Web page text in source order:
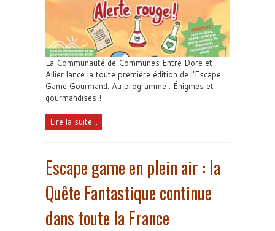
La Communauté de Communes Entre Dore et
Allier lance la toute première édition de l'Escape
Game Gourmand. Au programme : Énigmes et
gourmandises !
Lire la suite...
Escape game en plein air : la
Quête Fantastique continue
dans toute la France